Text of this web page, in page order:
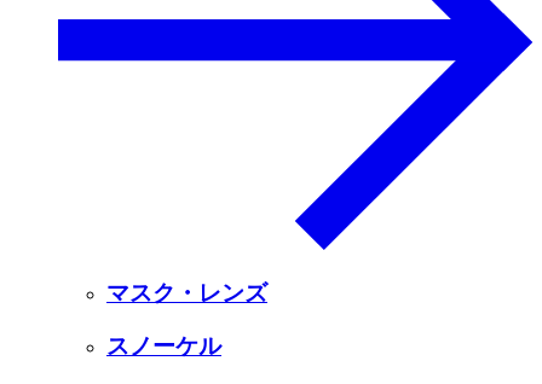
マスク・レンズ
スノーケル